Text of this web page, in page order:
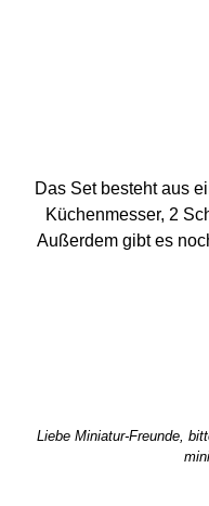
Das Set besteht aus
Küchenmesser, 2
Außerdem gibt es
Liebe Miniatur-Freunde,